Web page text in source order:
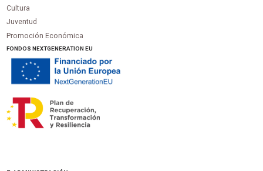
Cultura
Juventud
Promoción Económica
FONDOS NEXTGENERATION EU